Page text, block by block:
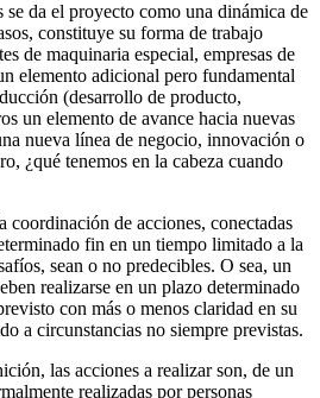
se da el proyecto como una dinámica de
constituye su forma de trabajo
de maquinaria especial, empresas de
elemento adicional pero fundamental
(desarrollo de producto,
un elemento de avance hacia nuevas
nueva línea de negocio, innovación o
¿qué tenemos en la cabeza cuando
coordinación de acciones, conectadas
fin en un tiempo limitado a la
sean o no predecibles. O sea, un
realizarse en un plazo determinado
con más o menos claridad en su
a circunstancias no siempre previstas.
las acciones a realizar son, de un
realizadas por personas